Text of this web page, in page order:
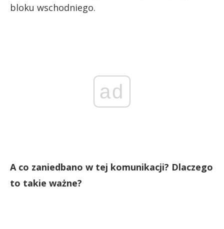
bloku wschodniego.
ad
A co zaniedbano w tej komunikacji? Dlaczego
to takie ważne?